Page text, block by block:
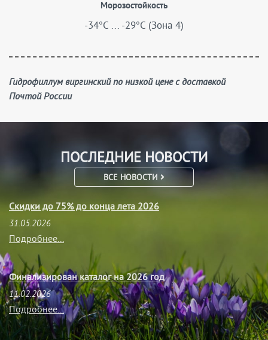
Морозостойкость
-34°C ... -29°C (Зона 4)
Гидрофиллум виргинский по низкой цене с доставкой
Почтой России
ПОСЛЕДНИЕ НОВОСТИ
ВСЕ НОВОСТИ
Скидки до 75% до конца лета 2026
31.05.2026
Подробнее...
Финализирован каталог на 2026 год
11.02.2026
Подробнее...